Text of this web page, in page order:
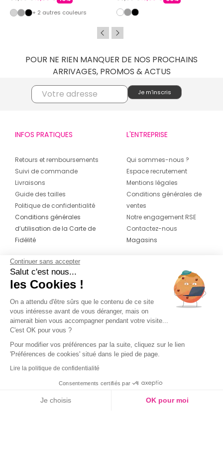
+ 2 autres couleurs
POUR NE RIEN MANQUER DE NOS PROCHAINS
ARRIVAGES, PROMOS & ACTUS
INFOS PRATIQUES
Retours et remboursements
Suivi de commande
Livraisons
Guide des tailles
Politique de confidentialité
Conditions générales
d’utilisation de la Carte de
Fidélité
L'ENTREPRISE
Qui sommes-nous ?
Espace recrutement
Mentions légales
Conditions générales de
ventes
Notre engagement RSE
Contactez-nous
Magasins
CONTACT
04 42 20 78 42
Du lundi au jeudi de 8h30 à 16h30 & le
vendredi de 8h30 à 15h30
Continuer sans accepter
Salut c'est nous...
les Cookies !
On a attendu d'être sûrs que le contenu de ce site
vous intéresse avant de vous déranger, mais on
aimerait bien vous accompagner pendant votre visite...
C'est OK pour vous ?
Pour modifier vos préférences par la suite, cliquez sur le lien
'Préférences de cookies' situé dans le pied de page.
Lire la politique de confidentialité
Consentements certifiés par
Je choisis OK pour moi